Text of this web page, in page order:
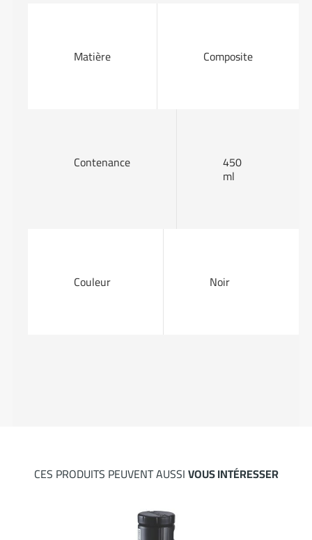
Matière Composite
Contenance 450
ml
Couleur Noir
CES PRODUITS PEUVENT AUSSIVOUS INTÉRESSER